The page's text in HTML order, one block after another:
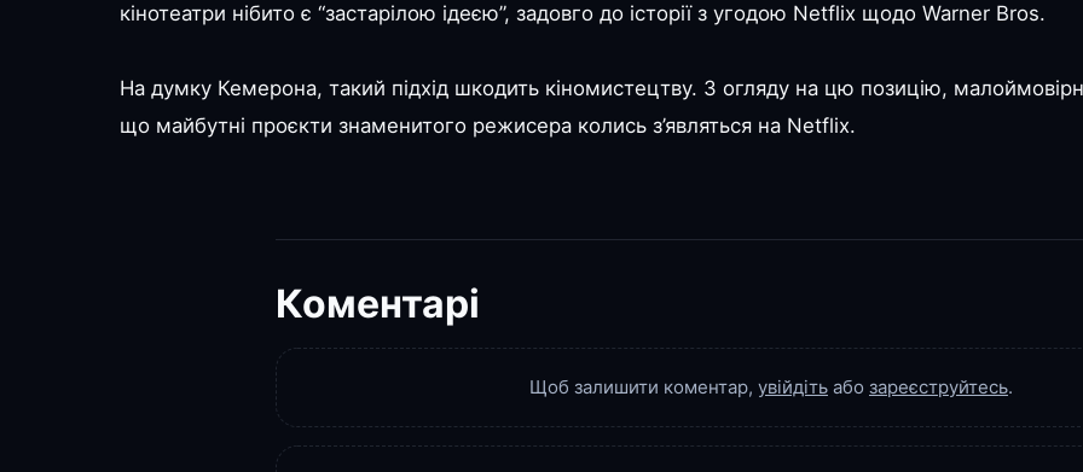
кінотеатри нібито є “застарілою ідеєю”, задовго до історії з угодою Netflix щодо Warner Bros.
На думку Кемерона, такий підхід шкодить кіномистецтву. З огляду на цю позицію,
що майбутні проєкти знаменитого режисера колись з’являться на Netflix.
Коментарі
Щоб залишити коментар, увійдіть або зареєструйтесь.